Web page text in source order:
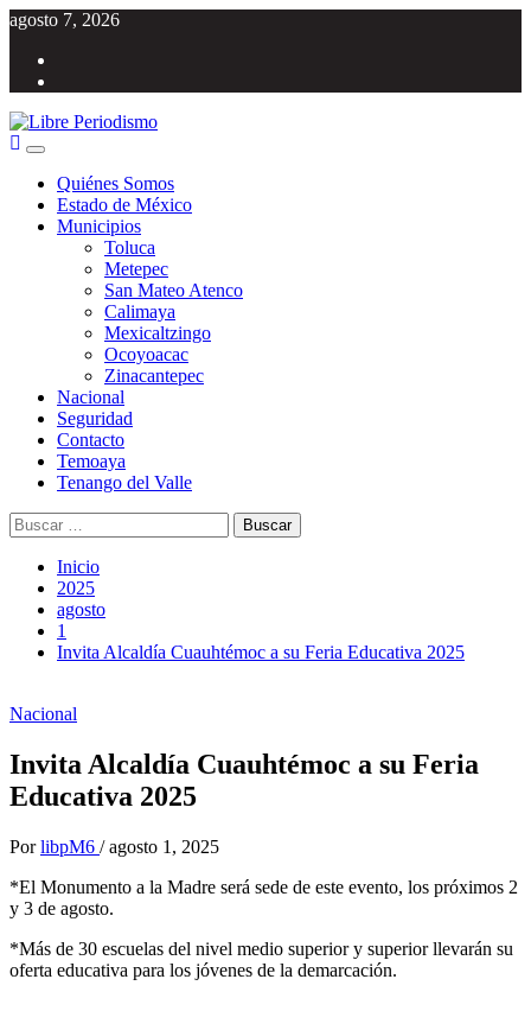
Saltar
contenido
agosto 7, 2026
Menú
principal
Quiénes Somos
Estado de México
Municipios
Toluca
Metepec
San Mateo Atenco
Calimaya
Mexicaltzingo
Ocoyoacac
Zinacantepec
Nacional
Seguridad
Contacto
Temoaya
Tenango del Valle
Buscar:
Inicio
2025
agosto
1
Invita Alcaldía Cuauhtémoc a su Feria Educativa 2025
Nacional
Invita Alcaldía Cuauhtémoc a su Feria
Educativa 2025
Por libpM6 / agosto 1, 2025
*El Monumento a la Madre será sede de este evento, los próximos 2
y 3 de agosto.
*Más de 30 escuelas del nivel medio superior y superior llevarán su
oferta educativa para los jóvenes de la demarcación.